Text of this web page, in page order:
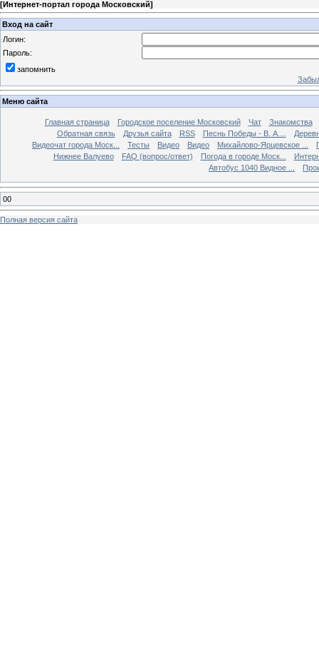
[Интернет-портал города Московский]
Вход на сайт
Логин:
Пароль:
запомнить
Меню сайта
Главная страница Городское поселение Московский Чат
Знакомства
Обратная связь
Друзья сайта RSS Песнь Победы - В. А....
Видеочат города Моск...
Тесты Видео Видео Михайлово-Ярцевское ...
Нижнее Валуево
FAQ (вопрос/ответ) Погода в городе Моск...
Автобус 1040 Видное ...
00
Полная версия сайта